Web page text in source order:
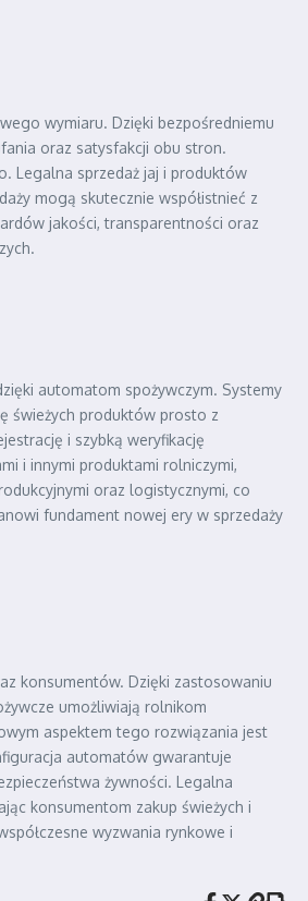
wymiaru. Dzięki bezpośredniemu
oraz satysfakcji obu stron.
Legalna sprzedaż jaj i produktów
mogą skutecznie współistnieć z
jakości, transparentności oraz
automatom spożywczym. Systemy
świeżych produktów prosto z
i szybką weryfikację
i innymi produktami rolniczymi,
oraz logistycznymi, co
fundament nowej ery w sprzedaży
konsumentów. Dzięki zastosowaniu
umożliwiają rolnikom
aspektem tego rozwiązania jest
automatów gwarantuje
żywności. Legalna
konsumentom zakup świeżych i
wyzwania rynkowe i